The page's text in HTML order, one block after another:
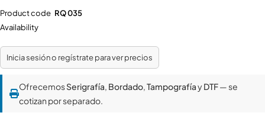
Product code RQ 035
Availability
Inicia sesión o regístrate para ver precios
OfrecemosSerigrafía, Bordado,TampografíayDTF— se
cotizan por separado.